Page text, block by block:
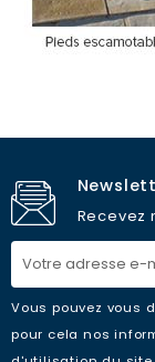
Recevez
Vous pouvez vous
pour cela nos